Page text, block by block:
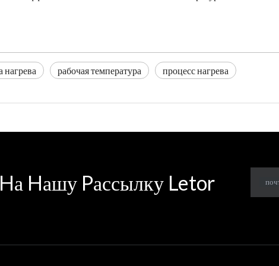
нагрева рабочая температура процесс нагрева
Hашу Pассылку Letor